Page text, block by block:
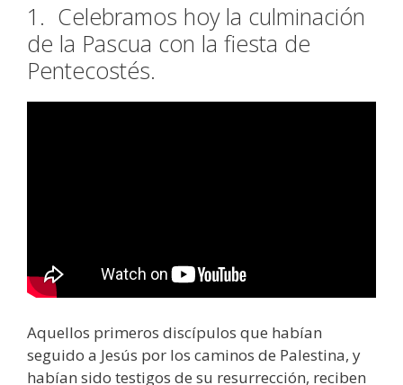
1. Celebramos hoy la culminación
de la Pascua con la fiesta de
Pentecostés.
Aquellos primeros discípulos que habían
seguido a Jesús por los caminos de Palestina, y
habían sido testigos de su resurrección, reciben